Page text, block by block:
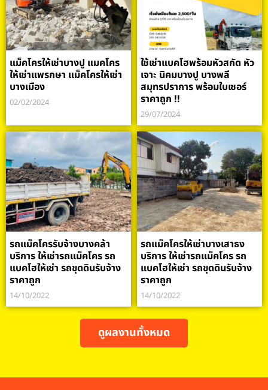
แม็คโครให้เช่าบางปู แมคโคร
ให้เช่าแพรกษา แม็คโครให้เช่า
บางเมือง
02/02/2024
ใช้เช่าแบคโฮพร้อมหัวสกัด หัว
เจาะ นิคมบางปู บางพลี
สมุทรปราการ พร้อมใบเซอร์
ราคาถูก !!
29/07/2024
รถแม็คโครรับจ้างบางคล้า
บริการ ให้เช่ารถแม็คโคร รถ
แบคโฮให้เช่า รถขุดดินรับจ้าง
ราคาถูก
14/10/2022
รถแม็คโครให้เช่าบางเสาธง
บริการ ให้เช่ารถแม็คโคร รถ
แบคโฮให้เช่า รถขุดดินรับจ้าง
ราคาถูก
14/10/2022
ดูผลงานทั้งหมด